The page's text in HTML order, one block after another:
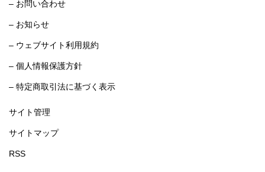
– お問い合わせ
– お知らせ
– ウェブサイト利用規約
– 個人情報保護方針
– 特定商取引法に基づく表示
サイト管理
サイトマップ
RSS